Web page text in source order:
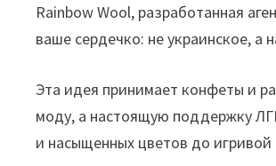
Rainbow Wool, разработанная
ваше сердечко: не украинское, а
Эта идея принимает конфеты и
моду, а настоящую поддержку
и насыщенных цветов до